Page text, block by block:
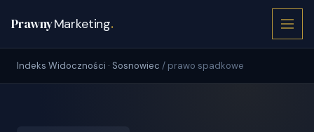
PrawnyMarketing.
Indeks Widoczności · Sosnowiec / prawo spadkowe